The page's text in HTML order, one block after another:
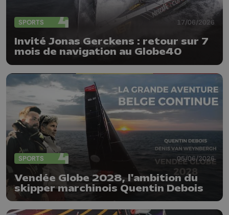
SPORTS 17/06/2026
Invité Jonas Gerckens : retour sur 7
mois de navigation au Globe40
SPORTS 05/06/2026
Vendée Globe 2028, l'ambition du
skipper marchinois Quentin Debois